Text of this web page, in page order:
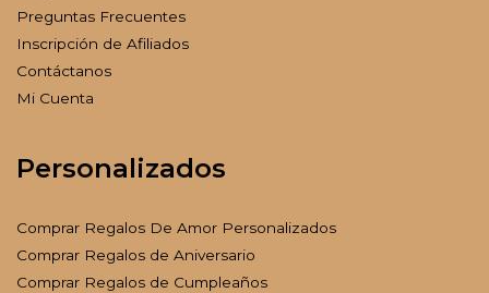
Preguntas Frecuentes
Inscripción de Afiliados
Contáctanos
Mi Cuenta
Personalizados
Comprar Regalos De Amor Personalizados
Comprar Regalos de Aniversario
Comprar Regalos de Cumpleaños